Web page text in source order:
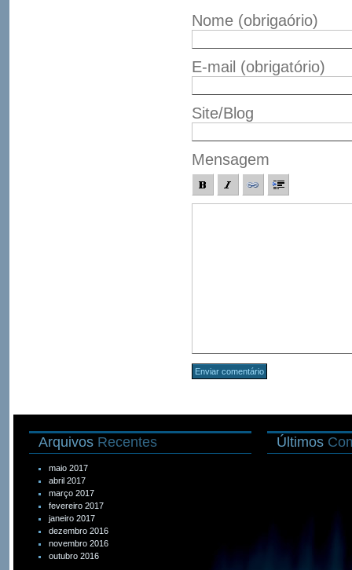
Nome (obrigaório)
E-mail (obrigatório)
Site/Blog
Mensagem
Arquivos Recentes
maio 2017
abril 2017
março 2017
fevereiro 2017
janeiro 2017
dezembro 2016
novembro 2016
outubro 2016
Últimos